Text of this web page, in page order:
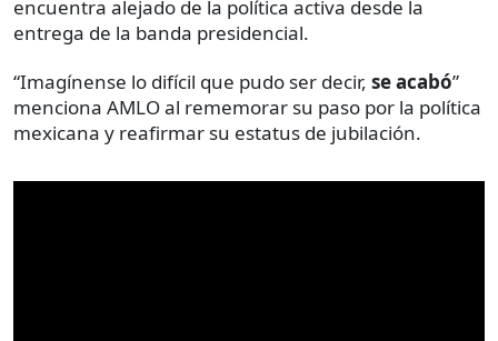
encuentra alejado de la política activa desde la
entrega de la banda presidencial.
“Imagínense lo difícil que pudo ser decir, se acabó”
menciona AMLO al rememorar su paso por la política
mexicana y reafirmar su estatus de jubilación.